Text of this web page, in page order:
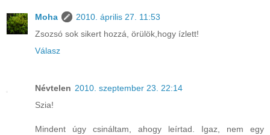
Moha
2010. április 27. 11:53
Zsozsó sok sikert hozzá, örülök,hogy ízlett!
Válasz
Névtelen 2010. szeptember 23. 22:14
Szia!
Mindent úgy csináltam, ahogy leírtad. Igaz, nem egy